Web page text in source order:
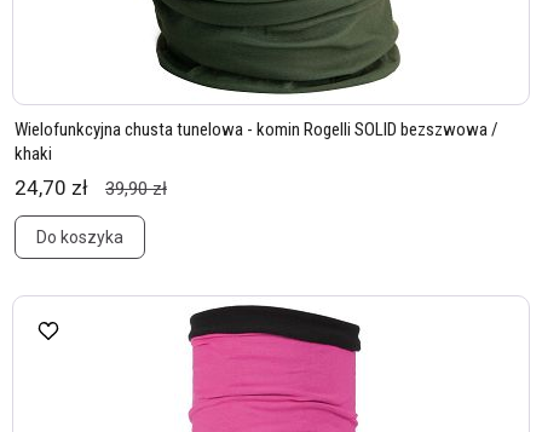
Wielofunkcyjna chusta tunelowa - komin Rogelli SOLID bezszwowa /
khaki
24,70 zł 39,90 zł
Do koszyka